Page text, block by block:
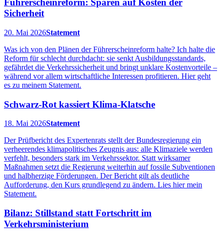
Führerscheinreform: Sparen auf Kosten der
Sicherheit
20. Mai 2026Statement
Was ich von den Plänen der Führerscheinreform halte? Ich halte die
Reform für schlecht durchdacht: sie senkt Ausbildungsstandards,
gefährdet die Verkehrssicherheit und bringt unklare Kostenvorteile –
während vor allem wirtschaftliche Interessen profitieren. Hier geht
es zu meinem Statement.
Schwarz-Rot kassiert Klima-Klatsche
18. Mai 2026Statement
Der Prüfbericht des Expertenrats stellt der Bundesregierung ein
verheerendes klimapolitisches Zeugnis aus: alle Klimaziele werden
verfehlt, besonders stark im Verkehrssektor. Statt wirksamer
Maßnahmen setzt die Regierung weiterhin auf fossile Subventionen
und halbherzige Förderungen. Der Bericht gilt als deutliche
Aufforderung, den Kurs grundlegend zu ändern. Lies hier mein
Statement.
Bilanz: Stillstand statt Fortschritt im
Verkehrsministerium